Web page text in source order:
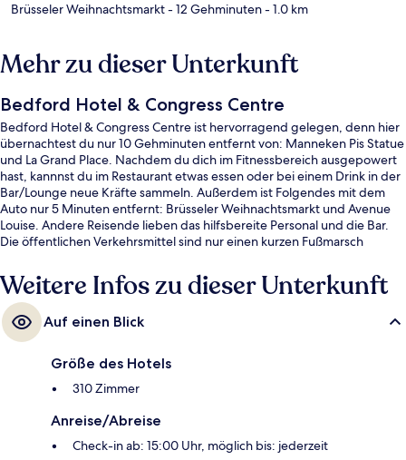
Brüsseler Weihnachtsmarkt- 12 Gehminuten- 1.0 km
Mehr zu dieser Unterkunft
Bedford Hotel & Congress Centre
Bedford Hotel & Congress Centre ist hervorragend gelegen, denn hier
übernachtest du nur 10 Gehminuten entfernt von: Manneken Pis Statue
und La Grand Place. Nachdem du dich im Fitnessbereich ausgepowert
hast, kannnst du im Restaurant etwas essen oder bei einem Drink in der
Bar/Lounge neue Kräfte sammeln. Außerdem ist Folgendes mit dem
Auto nur 5 Minuten entfernt: Brüsseler Weihnachtsmarkt und Avenue
Louise. Andere Reisende lieben das hilfsbereite Personal und die Bar.
Die öffentlichen Verkehrsmittel sind nur einen kurzen Fußmarsch
zur Station Bourse-Beurs 6 Minuten.
Weitere Infos zu dieser Unterkunft
Auf einen Blick
Größe des Hotels
310 Zimmer
Anreise/Abreise
Check-in ab: 15:00 Uhr, möglich bis: jederzeit